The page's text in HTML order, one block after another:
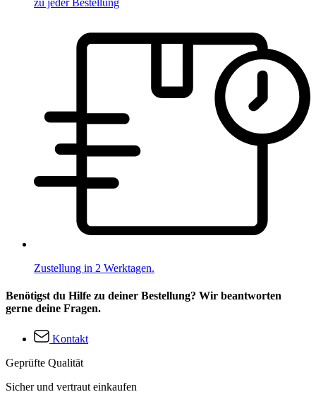
zu jeder Bestellung
Zustellung in 2 Werktagen.
Benötigst du Hilfe zu deiner Bestellung? Wir beantworten
gerne deine Fragen.
Kontakt
Geprüfte Qualität
Sicher und vertraut einkaufen